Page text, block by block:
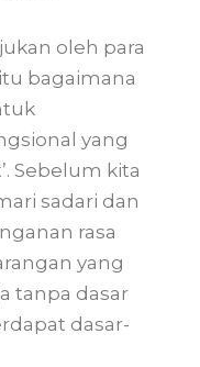
oleh para
bagaimana
yang
Sebelum kita
sadari dan
rasa
yang
tanpa dasar
dasar-